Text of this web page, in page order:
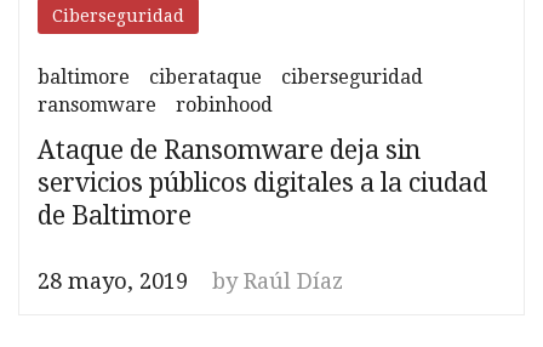
Ciberseguridad
baltimore ciberataque
ciberseguridad
ransomware
robinhood
Ataque de Ransomware deja sin
servicios públicos digitales a la ciudad
de Baltimore
28 mayo, 2019 byRaúl Díaz